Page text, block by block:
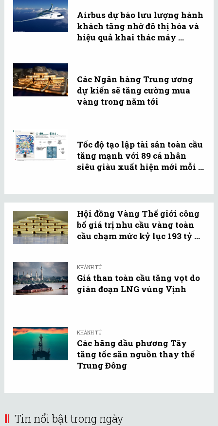
Airbus dự báo lưu lượng hành
khách tăng nhờ đô thị hóa và
hiệu quả khai thác máy ...
Các Ngân hàng Trung ương
dự kiến sẽ tăng cường mua
vàng trong năm tới
Tốc độ tạo lập tài sản toàn cầu
tăng mạnh với 89 cá nhân
siêu giàu xuất hiện mới mỗi ...
Hội đồng Vàng Thế giới công
bố giá trị nhu cầu vàng toàn
cầu chạm mức kỷ lục 193 tỷ ...
KHÁNH TÚ
Giá than toàn cầu tăng vọt do
gián đoạn LNG vùng Vịnh
KHÁNH TÚ
Các hãng dầu phương Tây
tăng tốc săn nguồn thay thế
Trung Đông
Tin nổi bật trong ngày